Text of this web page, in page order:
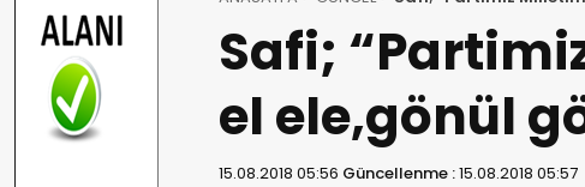
Safi;
el ele,gönül
15.08.2018 05:56 Güncellenme :15.08.2018 05:57